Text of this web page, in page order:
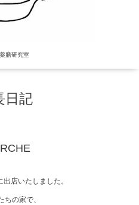
膳研究室
日記
店いたしました。
ちの家で、